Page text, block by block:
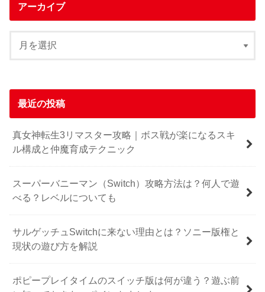
アーカイブ
最近の投稿
真女神転生3リマスター攻略｜ボス戦が楽になるスキ
ル構成と仲魔育成テクニック
スーパーバニーマン（Switch）攻略方法は？何人で遊
べる？レベルについても
サルゲッチュSwitchに来ない理由とは？ソニー版権と
現状の遊び方を解説
ポピープレイタイムのスイッチ版は何が違う？遊ぶ前